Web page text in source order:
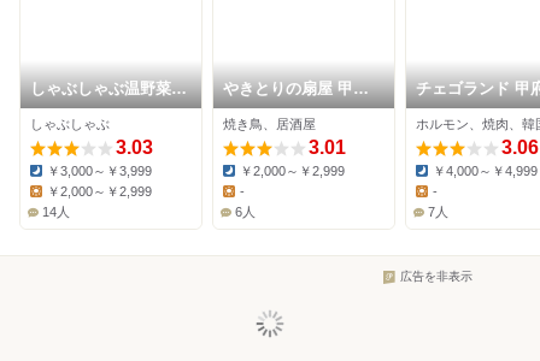
しゃぶしゃぶ温野菜
田富リバーサイド店
しゃぶしゃぶ
3.03
Dinner:
￥3,000～￥3,999
Lunch:
￥2,000～￥2,999
14人
やきとりの扇屋 甲府
国母店
焼き鳥、居酒屋
3.01
Dinner:
￥2,000～￥2,999
Lunch:
-
6人
チェゴランド 甲
ホルモン、焼肉、韓
3.06
Dinner:
￥4,000～￥4,999
Lunch:
-
7人
広告を非表示